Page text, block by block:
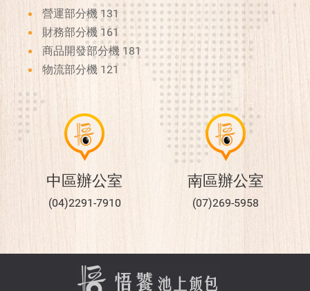
營運部分機 131
財務部分機 161
商品開發部分機 181
物流部分機 121
中區辦公室
(04)2291-7910
南區辦公室
(07)269-5958